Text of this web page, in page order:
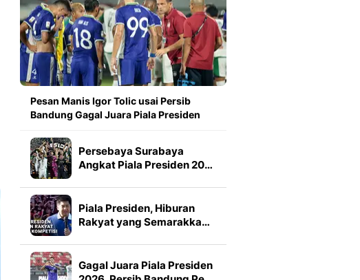
Pesan Manis Igor Tolic usai Persib
Bandung Gagal Juara Piala Presiden
Persebaya Surabaya
Angkat Piala Presiden 20…
Piala Presiden, Hiburan
Rakyat yang Semarakka…
Gagal Juara Piala Presiden